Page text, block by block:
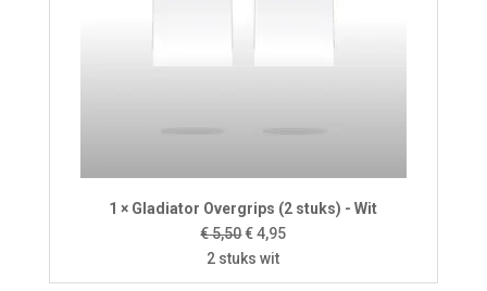
1 × Gladiator Overgrips (2 stuks) - Wit
€5,50Oorspronkelijke
prijs
was:
€4,95Huidige
is:
2 stuks wit